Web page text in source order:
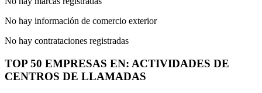
No hay información de comercio exterior
No hay contrataciones registradas
TOP 50 EMPRESAS EN: ACTIVIDADES DE
CENTROS DE LLAMADAS